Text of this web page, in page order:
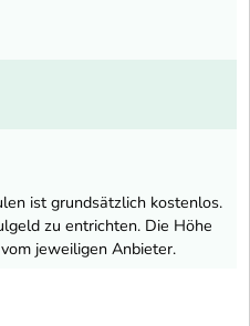
Link
ist grundsätzlich kostenlos.
zu entrichten. Die Höhe
jeweiligen Anbieter.